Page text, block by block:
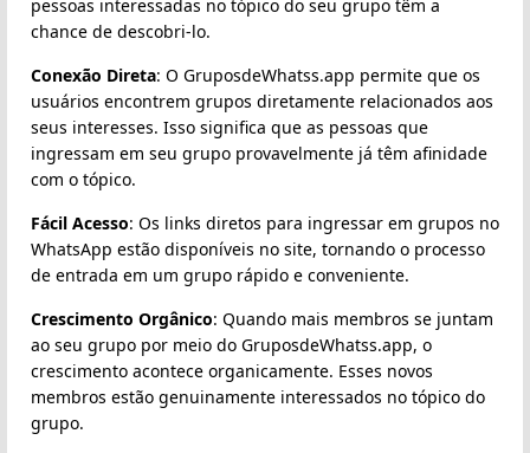
pessoas interessadas no tópico do seu grupo têm a
chance de descobri-lo.
Conexão Direta: O GruposdeWhatss.app permite que os
usuários encontrem grupos diretamente relacionados aos
seus interesses. Isso significa que as pessoas que
ingressam em seu grupo provavelmente já têm afinidade
com o tópico.
Fácil Acesso: Os links diretos para ingressar em grupos no
WhatsApp estão disponíveis no site, tornando o processo
de entrada em um grupo rápido e conveniente.
Crescimento Orgânico: Quando mais membros se juntam
ao seu grupo por meio do GruposdeWhatss.app, o
crescimento acontece organicamente. Esses novos
membros estão genuinamente interessados no tópico do
grupo.